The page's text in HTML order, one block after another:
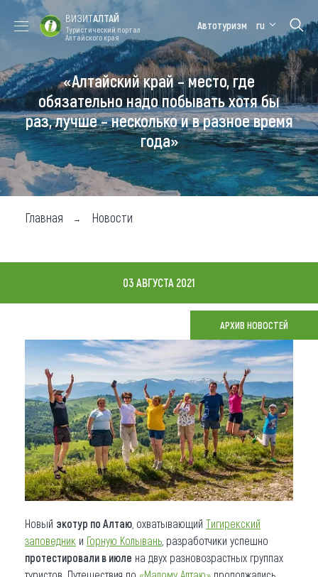
Форум VISIT
ALTAI
Цветение
маральника
Медицинский
форум
Алтайская
зимовка
Туры
Где побывать
Чем заняться
Где остановиться
Что привезти (сувениры)
О регионе
Коллекция впечатлений
Другие рубрики
ВИЗИТАЛТАЙ
Туристический портал
Алтайского края
Автотуризм ru
«Алтайский край – место, где
обязательно надо побывать хотя бы
раз, лучше – несколько и в разное время
года»
Главная Новости
03 АВГУСТА 2021
АРХИВ НОВОСТЕЙ
Новый экотур по Алтаю , охватывающий Тигирекский
заповедник и Горную Колывань , разработчики успешно
протестировали в июле на двух разновозрастных группах